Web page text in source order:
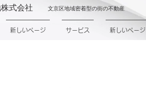
文京区地域密着型の街の不動産
式会社
新しいページ サービス 新しいページ